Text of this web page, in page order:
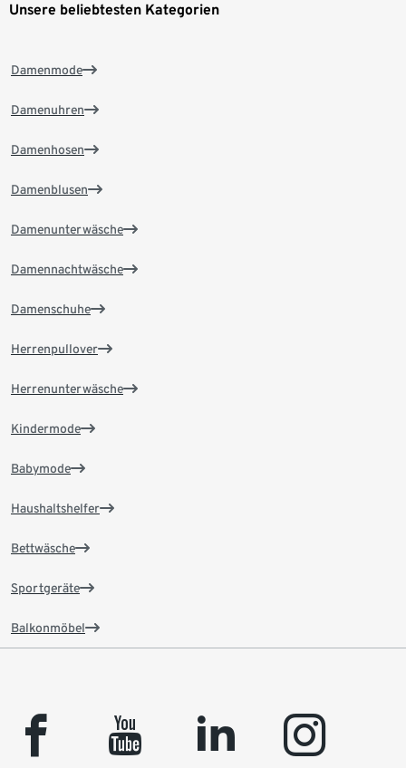
Unsere beliebtesten Kategorien
Damenmode
Damenuhren
Damenhosen
Damenblusen
Damenunterwäsche
Damennachtwäsche
Damenschuhe
Herrenpullover
Herrenunterwäsche
Kindermode
Babymode
Haushaltshelfer
Bettwäsche
Sportgeräte
Balkonmöbel
facebook youtube linkedin instagram